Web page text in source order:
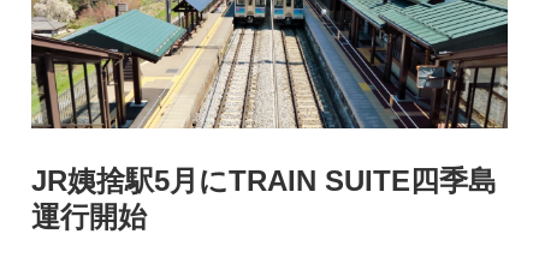
JR姨捨駅5月にTRAIN SUITE四季島
運行開始